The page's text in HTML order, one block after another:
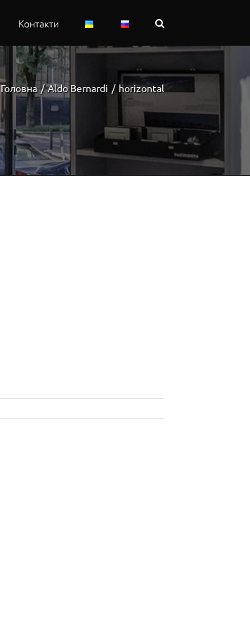
Контакти
Головна / Aldo Bernardi / horizontal